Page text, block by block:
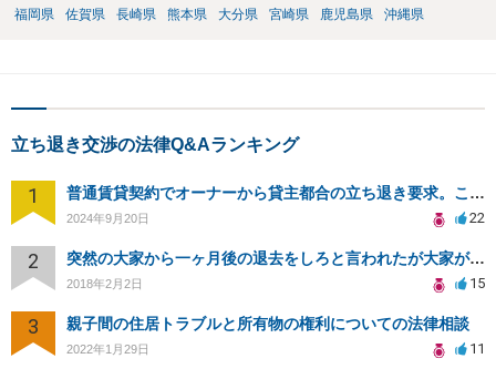
福岡県
佐賀県 長崎県 熊本県 大分県 宮崎県 鹿児島県 沖縄県
立ち退き交渉の法律Q&Aランキング
1 普通賃貸契約でオーナーから貸主都合の立ち退き要求。このまま住み続けるには？
2024年9月20日 22
2 突然の大家から一ヶ月後の退去をしろと言われたが大家が損害請求に応じない
2018年2月2日 15
3 親子間の住居トラブルと所有物の権利についての法律相談
2022年1月29日 11